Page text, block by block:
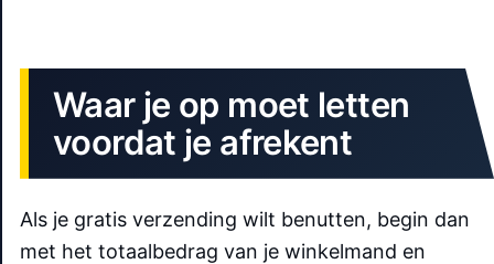
Waar je op moet letten
voordat je afrekent
Als je gratis verzending wilt benutten, begin dan
met het totaalbedrag van je winkelmand en